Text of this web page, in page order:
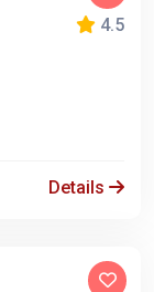
4.5
Details